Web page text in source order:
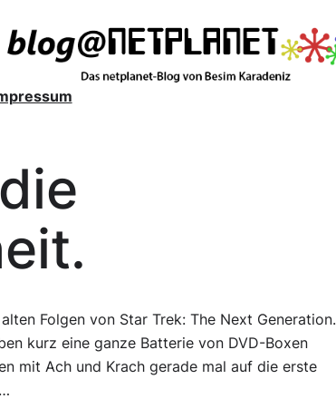
Folgen von Star Trek: The Next Generation.
kurz eine ganze Batterie von DVD-Boxen
mit Ach und Krach gerade mal auf die erste